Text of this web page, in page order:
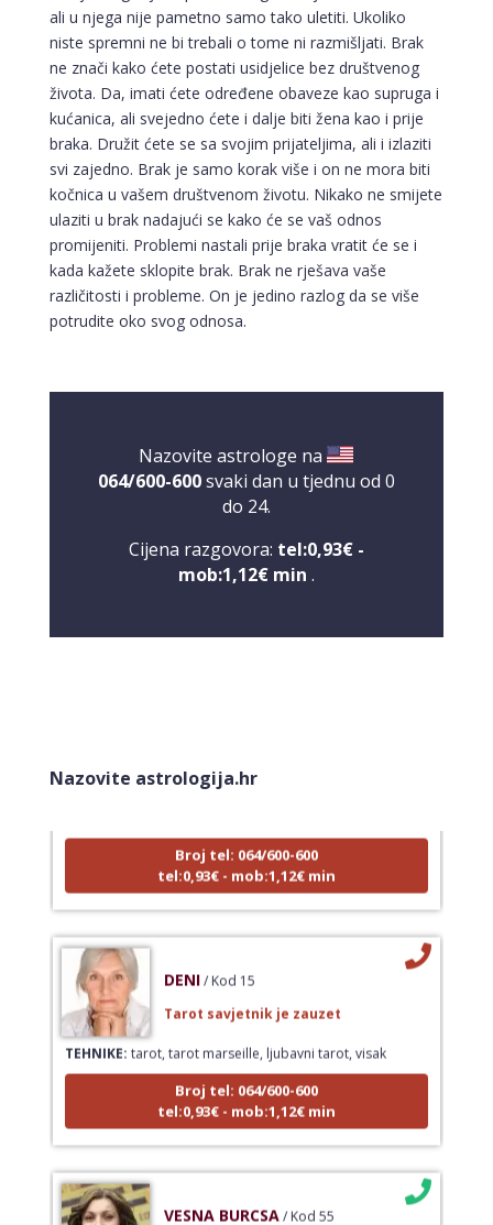
ali u njega nije pametno samo tako uletiti. Ukoliko
niste spremni ne bi trebali o tome ni razmišljati. Brak
ne znači kako ćete postati usidjelice bez društvenog
života. Da, imati ćete određene obaveze kao supruga i
kućanica, ali svejedno ćete i dalje biti žena kao i prije
braka. Družit ćete se sa svojim prijateljima, ali i izlaziti
svi zajedno. Brak je samo korak više i on ne mora biti
kočnica u vašem društvenom životu. Nikako ne smijete
ulaziti u brak nadajući se kako će se vaš odnos
promijeniti. Problemi nastali prije braka vratit će se i
kada kažete sklopite brak. Brak ne rješava vaše
različitosti i probleme. On je jedino razlog da se više
potrudite oko svog odnosa.
Nazovite astrologe na
064/600-600svaki dan u tjednu od 0
do 24.
Cijena razgovora: tel:0,93€ -
mob:1,12€ min .
Nazovite astrologija.hr
Broj tel: 064/600-600
tel:0,93€ - mob:1,12€ min
TEHNIKE:tarot, tarot marseille, ljubavni tarot, visak
Broj tel: 064/600-600
tel:0,93€ - mob:1,12€ min